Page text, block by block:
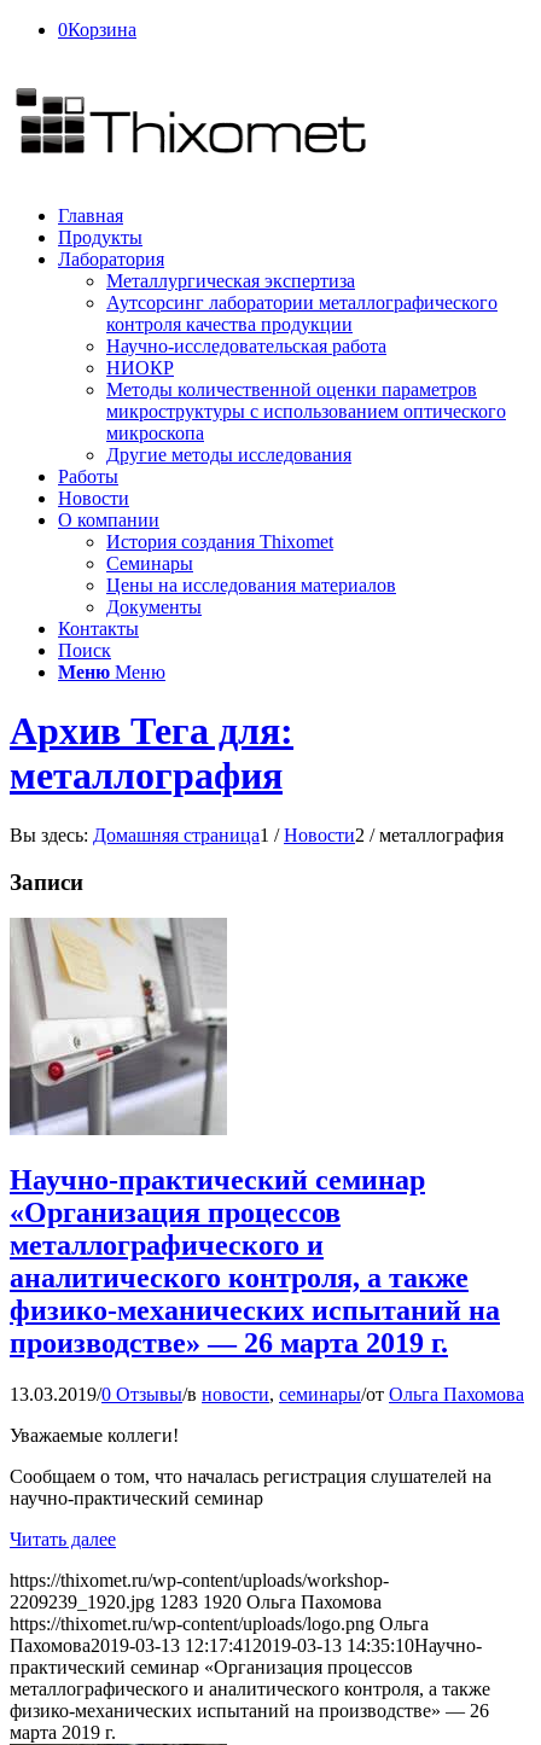
0Корзина
Главная
Продукты
Лаборатория
Металлургическая экспертиза
Аутсорсинг лаборатории металлографического
контроля качества продукции
Научно-исследовательская работа
НИОКР
Методы количественной оценки параметров
микроструктуры с использованием оптического
микроскопа
Другие методы исследования
Работы
Новости
О компании
История создания Thixomet
Семинары
Цены на исследования материалов
Документы
Контакты
Поиск
Меню Меню
Архив Тега для:
металлография
Вы здесь: Домашняя страница1 / Новости2 / металлография
Записи
Научно-практический семинар
«Организация процессов
металлографического и
аналитического контроля, а также
физико-механических испытаний на
производстве» — 26 марта 2019 г.
13.03.2019/0 Отзывы/в новости, семинары/от Ольга Пахомова
Уважаемые коллеги!
Сообщаем о том, что началась регистрация слушателей на
научно-практический семинар
Читать далее
https://thixomet.ru/wp-content/uploads/workshop-
2209239_1920.jpg 1283 1920 Ольга Пахомова
https://thixomet.ru/wp-content/uploads/logo.png Ольга
Пахомова2019-03-13 12:17:41 2019-03-13 14:35:10Научно-
практический семинар «Организация процессов
металлографического и аналитического контроля, а также
физико-механических испытаний на производстве» — 26
марта 2019 г.